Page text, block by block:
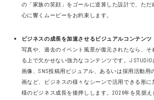
の「家族の笑顔」をゴールに逆算した設計で、ただ
心に響くムービーをお約束します。
ビジネスの成長を加速させるビジュアルコンテンツ
写真や、過去のイベント風景が復元されたなら、そ
る上で欠かせない強力なコンテンツです。J
画像、SNS投稿用ビジュアル、あるいは採用活動用
画など、ビジネスの様々なシーンで活用できる形に
様のビジネス成長を後押しします。2026年を見据